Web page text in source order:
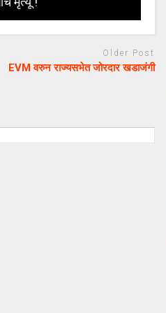
Older Post
EVM वरुन राज्यसभेत जोरदार खडाजंगी